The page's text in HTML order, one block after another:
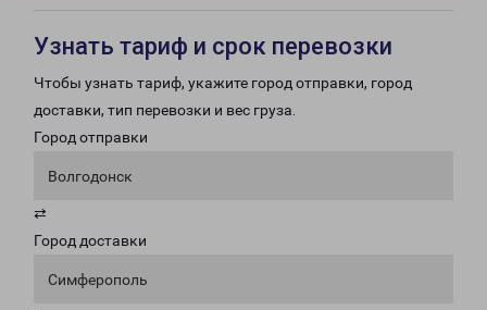
Узнать тариф и срок перевозки
Чтобы узнать тариф, укажите город отправки, город
доставки, тип перевозки и вес груза.
Город отправки
Волгодонск
⇄
Город доставки
Симферополь